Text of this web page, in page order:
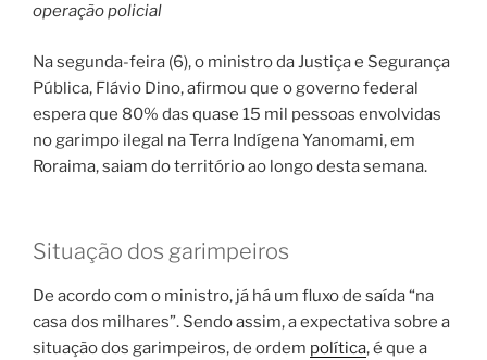
operação policial
Na segunda-feira (6), o ministro da Justiça e Segurança
Pública, Flávio Dino, afirmou que o governo federal
espera que 80% das quase 15 mil pessoas envolvidas
no garimpo ilegal na Terra Indígena Yanomami, em
Roraima, saiam do território ao longo desta semana.
Situação dos garimpeiros
De acordo com o ministro, já há um fluxo de saída “na
casa dos milhares”. Sendo assim, a expectativa sobre a
situação dos garimpeiros, de ordem política, é que a